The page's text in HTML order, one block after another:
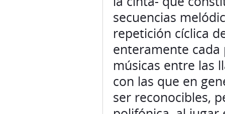
secuencias
repetición cíclica
enteramente cada
músicas entre las
con las que en
ser reconocibles,